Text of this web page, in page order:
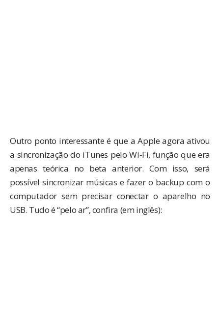
Outro ponto interessante é que a Apple agora ativou
a sincronização do iTunes pelo Wi-Fi, função que era
apenas teórica no beta anterior. Com isso, será
possível sincronizar músicas e fazer o backup com o
computador sem precisar conectar o aparelho no
USB. Tudo é “pelo ar”, confira (em inglês):